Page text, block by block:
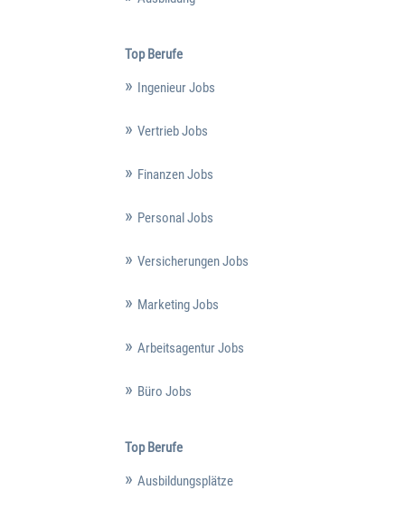
Top Berufe
Ingenieur Jobs
Vertrieb Jobs
Finanzen Jobs
Personal Jobs
Versicherungen Jobs
Marketing Jobs
Arbeitsagentur Jobs
Büro Jobs
Top Berufe
Ausbildungsplätze